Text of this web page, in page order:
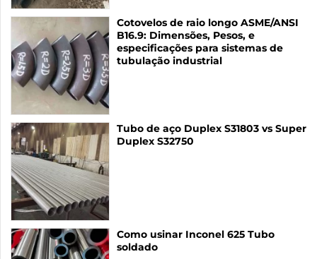
Cotovelos de raio longo ASME/ANSI
B16.9: Dimensões, Pesos, e
especificações para sistemas de
tubulação industrial
Tubo de aço Duplex S31803 vs Super
Duplex S32750
Como usinar Inconel 625 Tubo
soldado